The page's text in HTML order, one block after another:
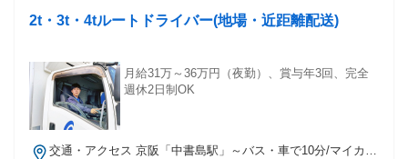
2t・3t・4tルートドライバー(地場・近距離配送)
月給31万～36万円（夜勤）、賞与年3回、完全
週休2日制OK
交通・アクセス 京阪「中書島駅」～バス・車で10分/マイカ